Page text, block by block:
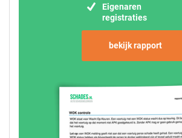
Eigenaren
registraties
bekijk rapport